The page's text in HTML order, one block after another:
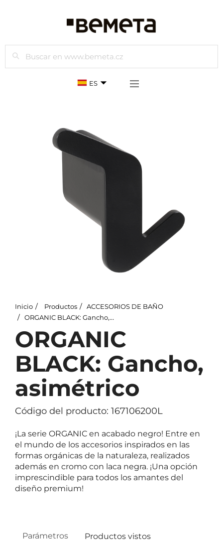
Buscar
ES
Inicio Productos
ACCESORIOS DE BAÑO
ORGANIC BLACK: Gancho, asimétrico
ORGANIC
BLACK: Gancho,
asimétrico
Código del producto: 167106200L
¡La serie ORGANIC en acabado negro! Entre en
el mundo de los accesorios inspirados en las
formas orgánicas de la naturaleza, realizados
además en cromo con laca negra. ¡Una opción
imprescindible para todos los amantes del
diseño premium!
Parámetros
Productos vistos